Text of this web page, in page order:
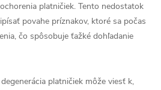
platničiek. Tento nedostatok
povahe príznakov, ktoré sa počas
čo spôsobuje ťažké dohľadanie
platničiek môže viesť k,